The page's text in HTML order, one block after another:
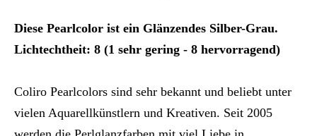
Diese Pearlcolor ist ein Glänzendes Silber-Grau.
Lichtechtheit: 8 (1 sehr gering - 8 hervorragend)
Coliro Pearlcolors sind sehr bekannt und beliebt unter
vielen Aquarellkünstlern und Kreativen. Seit 2005